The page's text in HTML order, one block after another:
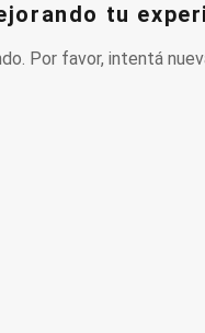
tu
Por favor, intentá